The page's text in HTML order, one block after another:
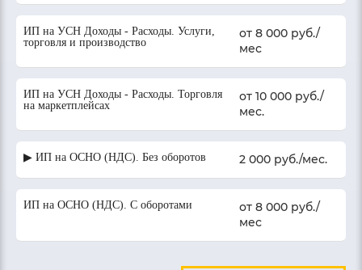
ИП на УСН Доходы - Расходы. Услуги,
торговля и производство
от 8 000 руб./
мес
ИП на УСН Доходы - Расходы. Торговля
на маркетплейсах
от 10 000 руб./
мес.
▶ ИП на ОСНО (НДС). Без оборотов 2 000 руб./мес.
ИП на ОСНО (НДС). С оборотами
от 8 000 руб./
мес